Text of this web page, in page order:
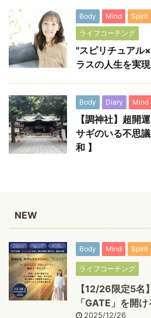
Body Mind Spirit
ライフコーチング
"スピリチュアル
ラスの人生を実
Body Diary Mind
【調神社】超開
サギのいる不思
和 】
NEW
Body Mind Spirit
ライフコーチング
【12/26限定5名
「GATE」を開け
2025/12/26